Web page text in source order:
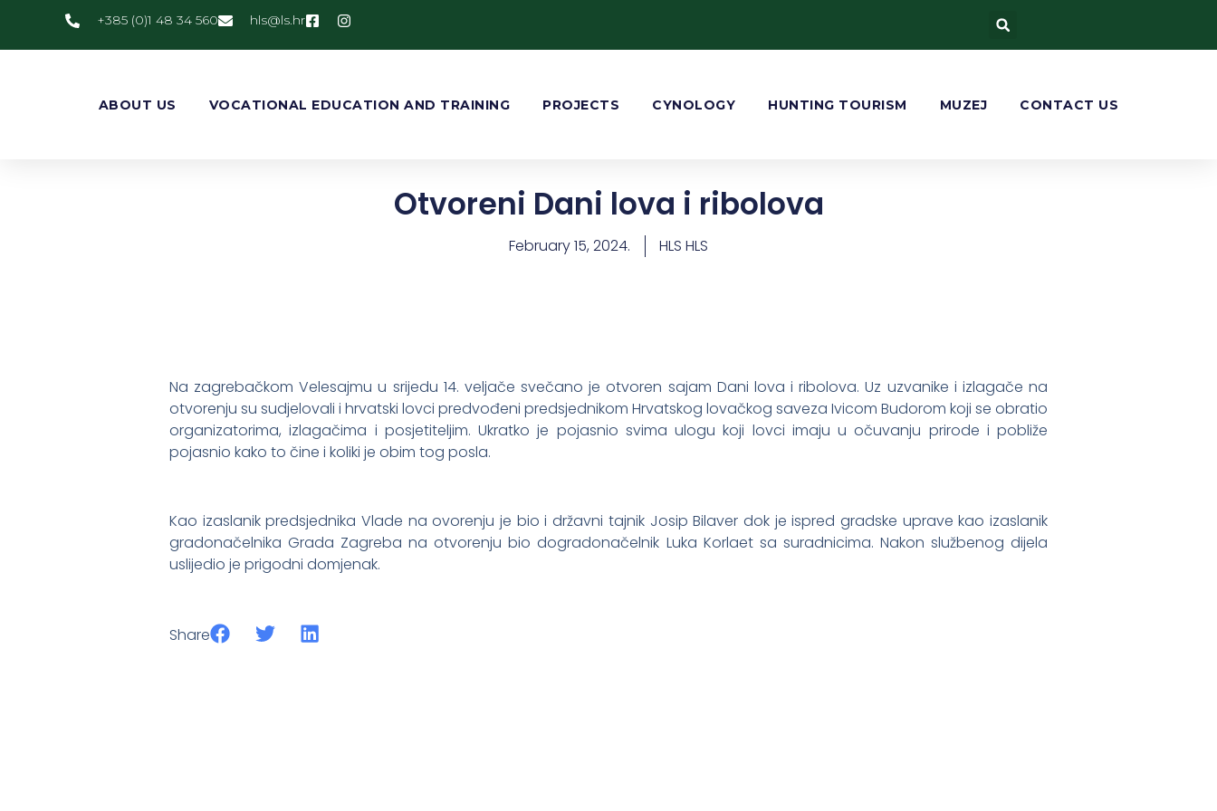
+385 (0)1 48 34 560 rh.sl
@slh
ABOUT US VOCATIONAL EDUCATION AND TRAINING PROJECTS CYNOLOGY HUNTING TOURISM MUZEJ CONTACT US
Otvoreni Dani lova i ribolova
February 15, 2024. HLS HLS
Na zagrebačkom Velesajmu u srijedu 14. veljače svečano je otvoren sajam Dani lova i ribolova. Uz uzvanike i izlagače na
otvorenju su sudjelovali i hrvatski lovci predvođeni predsjednikom Hrvatskog lovačkog saveza Ivicom Budorom koji se obratio
organizatorima, izlagačima i posjetiteljim. Ukratko je pojasnio svima ulogu koji lovci imaju u očuvanju prirode i pobliže
pojasnio kako to čine i koliki je obim tog posla.
Kao izaslanik predsjednika Vlade na ovorenju je bio i državni tajnik Josip Bilaver dok je ispred gradske uprave kao izaslanik
gradonačelnika Grada Zagreba na otvorenju bio dogradonačelnik Luka Korlaet sa suradnicima. Nakon službenog dijela
uslijedio je prigodni domjenak.
Share